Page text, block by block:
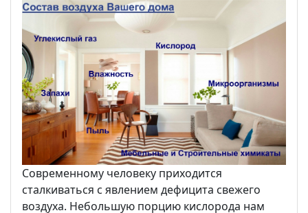
Современному человеку приходится
сталкиваться с явлением дефицита свежего
воздуха. Небольшую порцию кислорода нам